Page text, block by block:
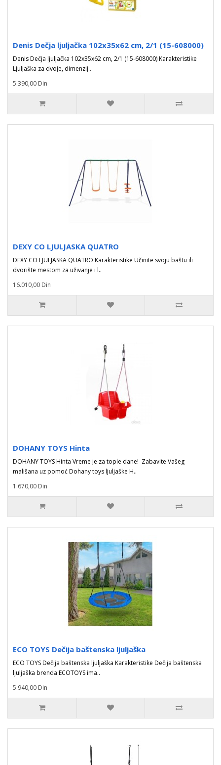
Denis Dečja ljuljačka 102x35x62 cm, 2/1 (15-608000)
Denis Dečja ljuljačka 102x35x62 cm, 2/1 (15-608000) Karakteristike
Ljuljaška za dvoje, dimenzij..
5.390,00 Din
DEXY CO LJULJASKA QUATRO
DEXY CO LJULJASKA QUATRO Karakteristike Učinite svoju baštu ili
dvorište mestom za uživanje i l..
16.010,00 Din
DOHANY TOYS Hinta
DOHANY TOYS Hinta Vreme je za tople dane! Zabavite Vašeg
mališana uz pomoć Dohany toys ljuljaške H..
1.670,00 Din
ECO TOYS Dečija baštenska ljuljaška
ECO TOYS Dečija baštenska ljuljaška Karakteristike Dečija baštenska
ljuljaška brenda ECOTOYS ima..
5.940,00 Din